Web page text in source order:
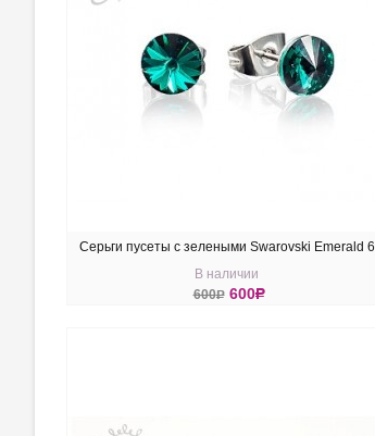
Серьги пусеты с зелеными Swarovski Emerald 6
мм
В наличии
600R 600R